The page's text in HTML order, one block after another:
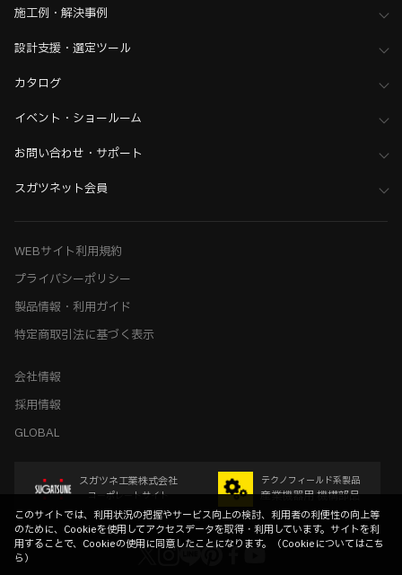
施工例・解決事例
設計支援・選定ツール
カタログ
イベント・ショールーム
お問い合わせ・サポート
スガツネット会員
WEBサイト利用規約
プライバシーポリシー
製品情報・利用ガイド
特定商取引法に基づく表示
会社情報
採用情報
GLOBAL
スガツネ工業株式会社
コーポレートサイト
テクノフィールド系製品
産業機器用 機構部品
このサイトでは、利用状況の把握やサービス向上の検討、利用者の利便性の向上等
のために、Cookieを使用してアクセスデータを取得・利用しています。サイトを利
用することで、Cookieの使用に同意したことになります。（Cookieについてはこち
ら）